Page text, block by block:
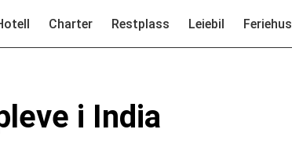
Charter Restplass Leiebil Feriehus
i India